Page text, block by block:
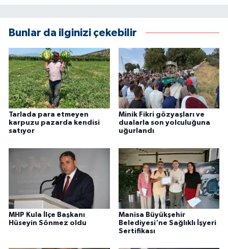
Bunlar da ilginizi çekebilir
Tarlada para etmeyen
karpuzu pazarda kendisi
satıyor
Minik Fikri gözyaşları ve
dualarla son yolculuğuna
uğurlandı
MHP Kula İlçe Başkanı
Hüseyin Sönmez oldu
Manisa Büyükşehir
Belediyesi'ne Sağlıklı İşyeri
Sertifikası